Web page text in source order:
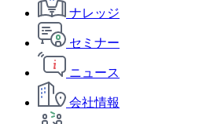
ナレッジ
セミナー
ニュース
会社情報